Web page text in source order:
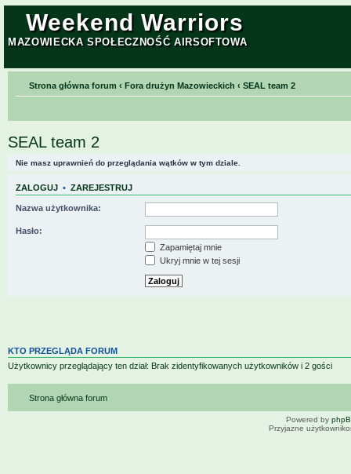
Weekend Warriors
MAZOWIECKA SPOŁECZNOŚĆ AIRSOFTOWA
Strona główna forum ‹ Fora drużyn Mazowieckich ‹ SEAL team 2
SEAL team 2
Nie masz uprawnień do przeglądania wątków w tym dziale.
ZALOGUJ • ZAREJESTRUJ
Nazwa użytkownika:
Hasło:
Zapamiętaj mnie
Ukryj mnie w tej sesji
KTO PRZEGLĄDA FORUM
Użytkownicy przeglądający ten dział: Brak zidentyfikowanych użytkowników i 2 gości
Strona główna forum
Powered by
Przyjazne